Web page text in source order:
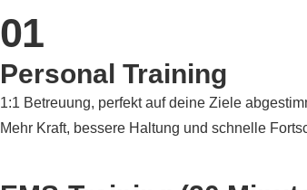
01
Personal Training
1:1 Betreuung, perfekt auf deine Ziele
Mehr Kraft, bessere Haltung und schnelle